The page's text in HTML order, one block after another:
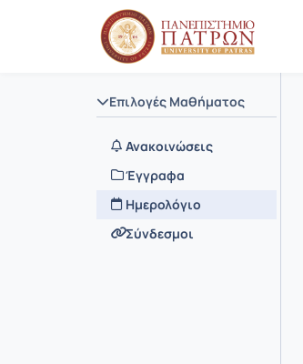
Επιλογές Μαθήματος
Ανακοινώσεις
Έγγραφα
Ημερολόγιο
Σύνδεσμοι